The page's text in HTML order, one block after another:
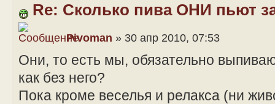
Re: Сколько пива ОНИ пьют
Pivoman » 30 апр 2010, 07:53
Они, то есть мы, обязательно
как без него?
Пока кроме веселья и релакса (ни